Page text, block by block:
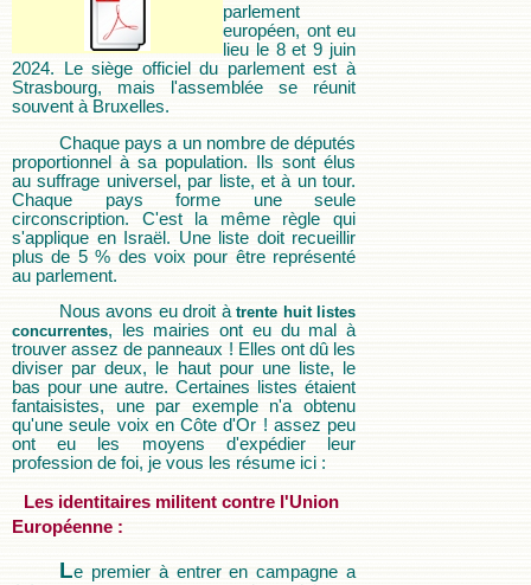
parlement
européen, ont eu
lieu le 8 et 9 juin
2024. Le siège officiel du parlement est à
Strasbourg, mais l'assemblée se réunit
souvent à Bruxelles.
Chaque pays a un nombre de députés
proportionnel à sa population. Ils sont élus
au suffrage universel, par liste, et à un tour.
Chaque pays forme une seule
circonscription. C'est la même règle qui
s'applique en Israël. Une liste doit recueillir
plus de 5 % des voix pour être représenté
au parlement.
Nous avons eu droit àtrente huit listes
concurrentes, les mairies ont eu du mal à
trouver assez de panneaux ! Elles ont dû les
diviser par deux, le haut pour une liste, le
bas pour une autre. Certaines listes étaient
fantaisistes, une par exemple n'a obtenu
qu'une seule voix en Côte d'Or ! assez peu
ont eu les moyens d'expédier leur
profession de foi, je vous les résume ici :
Les identitaires militent contre l'Union
Européenne :
Le premier à entrer en campagne a